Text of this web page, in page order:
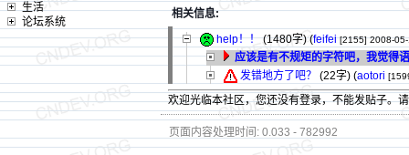
生活
论坛系统
相关信息:
help！！ (1480字)(feifei [2155] 2008-
应该是有不规矩的字符吧，我觉得
发错地方了吧？
(22字) (aotori
欢迎光临本社区，您还没有登录，不能发贴子。
页面内容处理时间: 0.033 - 782992